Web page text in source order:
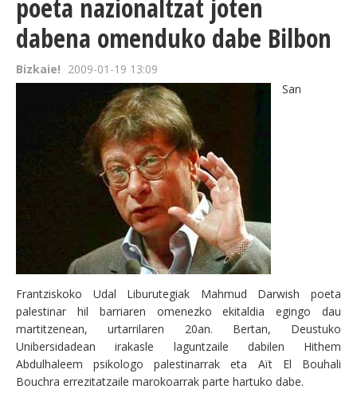
poeta nazionaltzat joten
dabena omenduko dabe Bilbon
Bizkaie! 2009-01-19 13:09
San
Frantziskoko Udal Liburutegiak Mahmud Darwish poeta
palestinar hil barriaren omenezko ekitaldia egingo dau
martitzenean, urtarrilaren 20an. Bertan, Deustuko
Unibersidadean irakasle laguntzaile dabilen Hithem
Abdulhaleem psikologo palestinarrak eta Aït El Bouhali
Bouchra errezitatzaile marokoarrak parte hartuko dabe.